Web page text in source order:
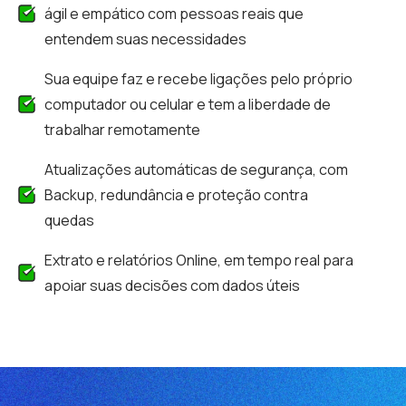
ágil e empático com pessoas reais que
entendem suas necessidades
Sua equipe faz e recebe ligações pelo próprio
computador ou celular e tem a liberdade de
trabalhar remotamente
Atualizações automáticas de segurança, com
Backup, redundância e proteção contra
quedas
Extrato e relatórios Online, em tempo real para
apoiar suas decisões com dados úteis